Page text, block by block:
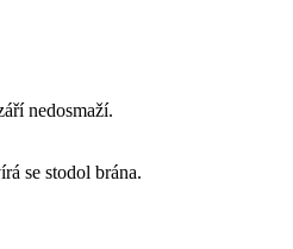
nedosmaží.
se stodol brána.